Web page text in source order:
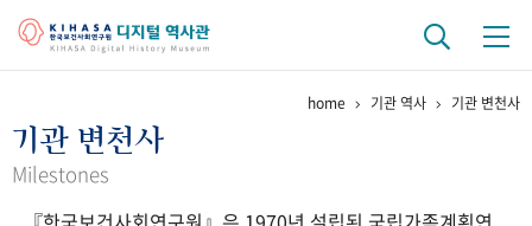
걸어온 길 기관 변천사
home 기관 역사 기관 변천사
기관 변천사
Milestones